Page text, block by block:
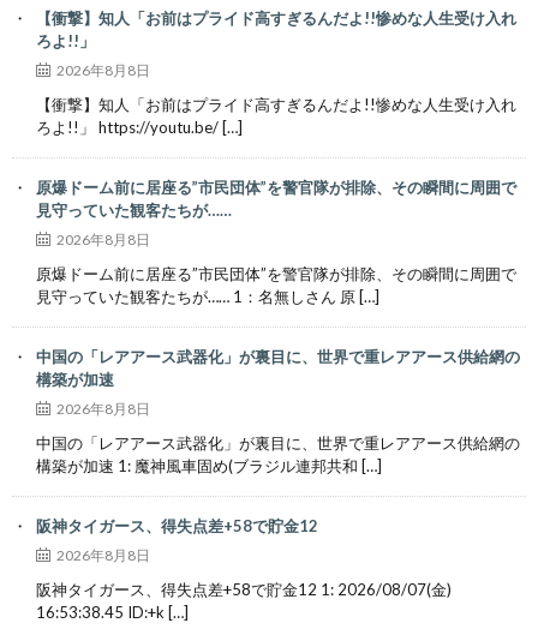
【衝撃】知人「お前はプライド高すぎるんだよ!!惨めな人生受け入れ
ろよ!!」
2026年8月8日
【衝撃】知人「お前はプライド高すぎるんだよ!!惨めな人生受け入れ
ろよ!!」 https://youtu.be/ […]
原爆ドーム前に居座る”市民団体”を警官隊が排除、その瞬間に周囲で
見守っていた観客たちが……
2026年8月8日
原爆ドーム前に居座る”市民団体”を警官隊が排除、その瞬間に周囲で
見守っていた観客たちが…… 1：名無しさん 原 […]
中国の「レアアース武器化」が裏目に、世界で重レアアース供給網の
構築が加速
2026年8月8日
中国の「レアアース武器化」が裏目に、世界で重レアアース供給網の
構築が加速 1: 魔神風車固め(ブラジル連邦共和 […]
阪神タイガース、得失点差+58で貯金12
2026年8月8日
阪神タイガース、得失点差+58で貯金12 1: 2026/08/07(金)
16:53:38.45 ID:+k […]